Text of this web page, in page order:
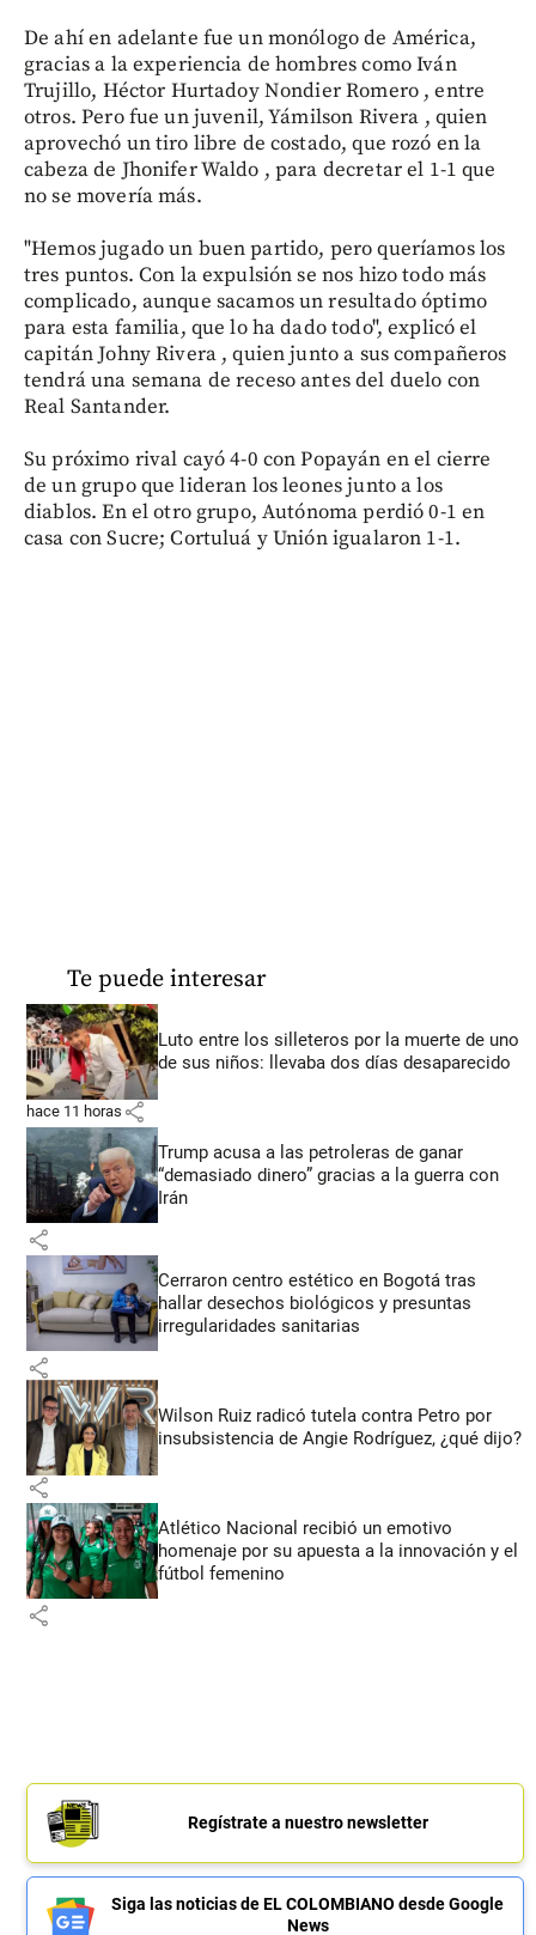
De ahí en adelante fue un monólogo de América,
gracias a la experiencia de hombres como Iván
Trujillo, Héctor Hurtadoy Nondier Romero , entre
otros. Pero fue un juvenil, Yámilson Rivera , quien
aprovechó un tiro libre de costado, que rozó en la
cabeza de Jhonifer Waldo , para decretar el 1-1 que
no se movería más.
"Hemos jugado un buen partido, pero queríamos los
tres puntos. Con la expulsión se nos hizo todo más
complicado, aunque sacamos un resultado óptimo
para esta familia, que lo ha dado todo", explicó el
capitán Johny Rivera , quien junto a sus compañeros
tendrá una semana de receso antes del duelo con
Real Santander.
Su próximo rival cayó 4-0 con Popayán en el cierre
de un grupo que lideran los leones junto a los
diablos. En el otro grupo, Autónoma perdió 0-1 en
casa con Sucre; Cortuluá y Unión igualaron 1-1.
Te puede interesar
Luto entre los silleteros por la muerte de uno
de sus niños: llevaba dos días desaparecido
hace 11 horas share
Trump acusa a las petroleras de ganar
“demasiado dinero” gracias a la guerra con
Irán
share
Cerraron centro estético en Bogotá tras
hallar desechos biológicos y presuntas
irregularidades sanitarias
share
Wilson Ruiz radicó tutela contra Petro por
insubsistencia de Angie Rodríguez, ¿qué dijo?
share
Atlético Nacional recibió un emotivo
homenaje por su apuesta a la innovación y el
fútbol femenino
share
Regístrate a nuestro newsletter
Siga las noticias de EL COLOMBIANO desde Google
News